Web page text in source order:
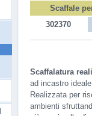
Scaffale
302370
Scaffalatura
ad incastro
Realizzata per
ambienti